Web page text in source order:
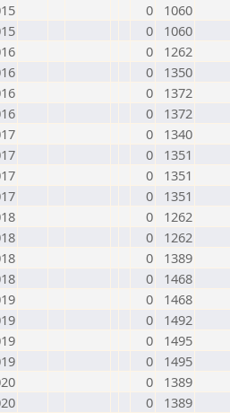
0
1060
0
1060
0
1262
0
1350
0
1372
0
1372
0
1340
0
1351
0
1351
0
1351
0
1262
0
1262
0
1389
0
1468
0
1468
0
1492
0
1495
0
1495
0
1389
0
1389